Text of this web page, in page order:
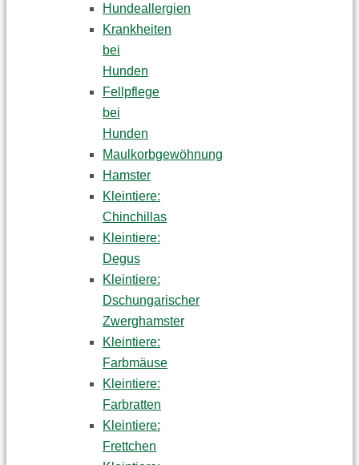
Hundeallergien
Krankheiten
bei
Hunden
Fellpflege
bei
Hunden
Maulkorbgewöhnung
Hamster
Kleintiere:
Chinchillas
Kleintiere:
Degus
Kleintiere:
Dschungarischer
Zwerghamster
Kleintiere:
Farbmäuse
Kleintiere:
Farbratten
Kleintiere:
Frettchen